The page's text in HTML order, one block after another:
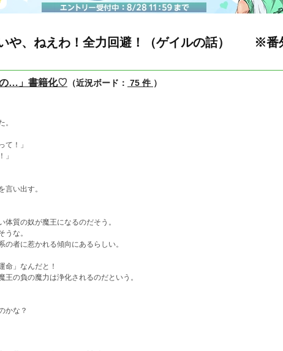
いや、ねえわ！全力回避！（ゲイルの話） ※番
…」書籍化♡ （近況ボード： 75 件 ）
。
て！」
」
言い出す。
体質の奴が魔王になるのだそう。
うな。
者に惹かれる傾向にあるらしい。
命」なんだと！
王の負の魔力は浄化されるのだという。
かな？